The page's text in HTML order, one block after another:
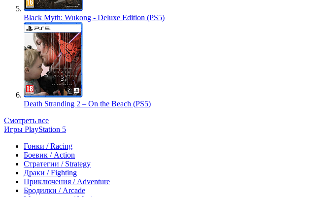
Black Myth: Wukong - Deluxe Edition (PS5)
Death Stranding 2 – On the Beach (PS5)
Смотреть все
Игры PlayStation 5
Гонки / Racing
Боевик / Action
Стратегии / Strategy
Драки / Fighting
Приключения / Adventure
Бродилки / Arcade